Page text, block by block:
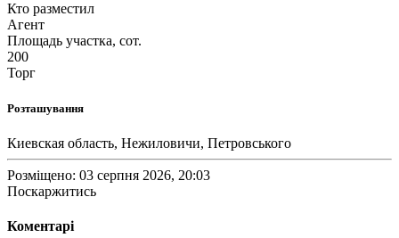
Кто разместил
Агент
Площадь участка, сот.
200
Торг
Розташування
Киевская область, Нежиловичи, Петровського
Розміщено: 03 серпня 2026, 20:03
Поскаржитись
Коментарі